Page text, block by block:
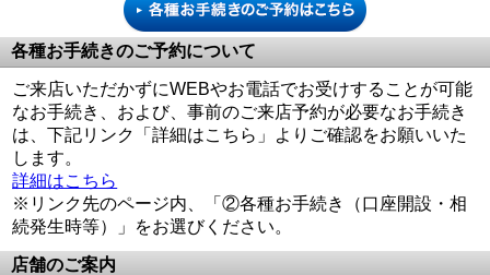
各種お手続きのご予約について
ご来店いただかずにWEBやお電話でお受けすることが可能
なお手続き、および、事前のご来店予約が必要なお手続き
は、下記リンク「詳細はこちら」よりご確認をお願いいた
します。
詳細はこちら
※リンク先のページ内、「②各種お手続き（口座開設・相
続発生時等）」をお選びください。
店舗のご案内